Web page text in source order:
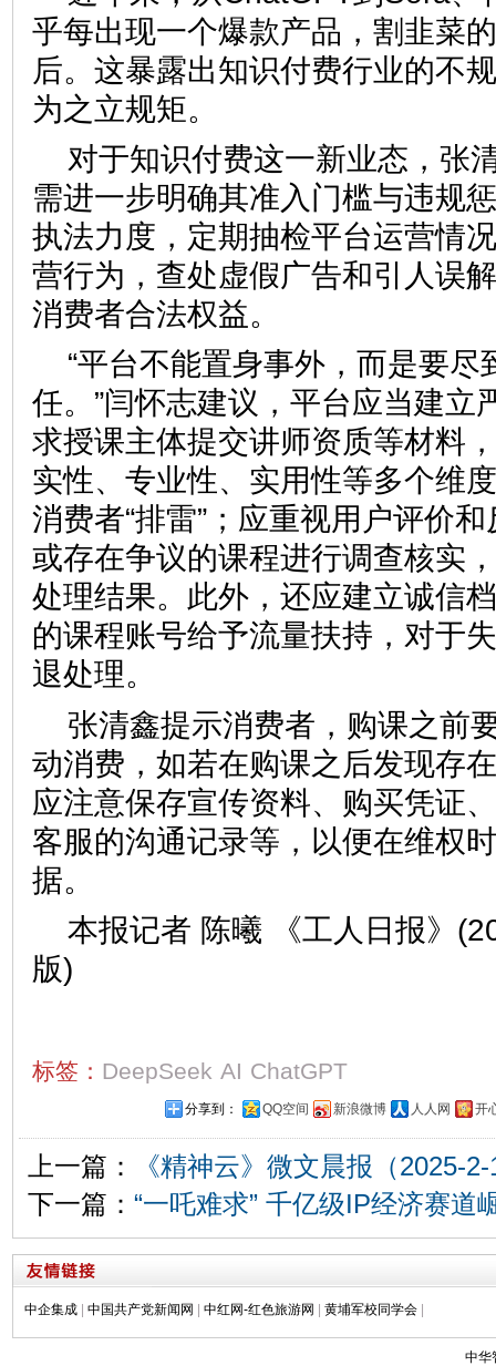
乎每出现一个爆款产品，割韭菜
后。这暴露出知识付费行业的不
为之立规矩。
对于知识付费这一新业态，张
需进一步明确其准入门槛与违规
执法力度，定期抽检平台运营情
营行为，查处虚假广告和引人误
消费者合法权益。
“平台不能置身事外，而是要
任。”闫怀志建议，平台应当建立
求授课主体提交讲师资质等材料
实性、专业性、实用性等多个维
消费者“排雷”；应重视用户评价
或存在争议的课程进行调查核实
处理结果。此外，还应建立诚信
的课程账号给予流量扶持，对于
退处理。
张清鑫提示消费者，购课之前
动消费，如若在购课之后发现存
应注意保存宣传资料、购买凭证
客服的沟通记录等，以便在维权
据。
本报记者 陈曦 《工人日报》
版)
标签： DeepSeek AI ChatGPT
分享到： QQ空间 新浪微博 人人网 开
上一篇：
《精神云》微文晨报（2025-
下一篇： “一吒难求” 千亿级IP经济赛道
中企集成 | 中国共产党新闻网 | 中红网-红色旅游网 | 黄埔军校同学会 |
中华